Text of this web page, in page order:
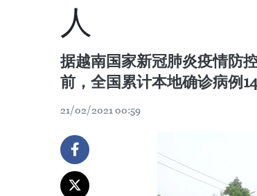
人
据越南国家新冠肺炎疫情防
前，全国累计本地确诊病例
21/02/2021 00:59